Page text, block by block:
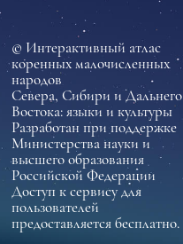
© Интерактивный атлас
коренных малочисленных
народов
Севера, Сибири и Дальнего
Востока: языки и культуры
Разработан при поддержке
Министерства науки и
высшего образования
Российской Федерации
Доступ к сервису для
пользователей
предоставляется бесплатно.